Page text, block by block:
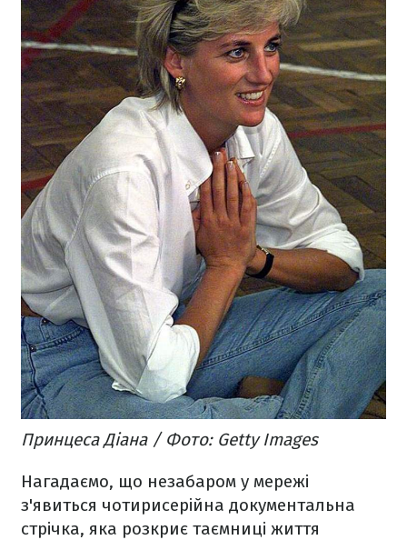
Принцеса Діана / Фото: Getty Images
Нагадаємо, що незабаром у мережі
з'явиться чотирисерійна документальна
стрічка, яка розкриє таємниці життя